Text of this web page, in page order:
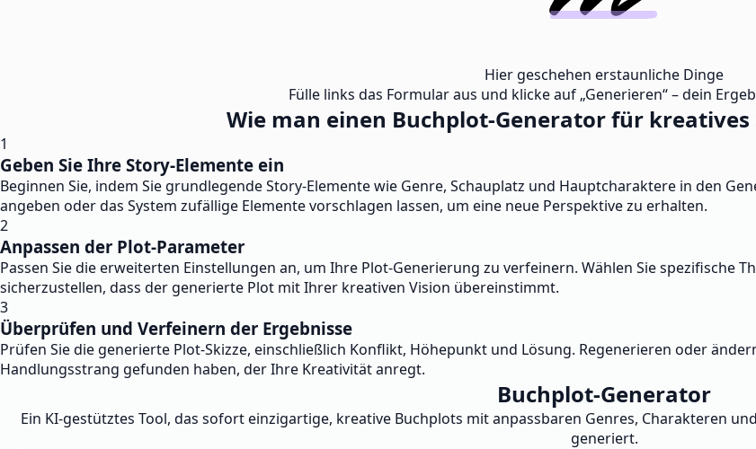
Hier geschehen erstaunliche Dinge
Fülle links das Formular aus und klicke auf „Generieren“ – dein
Wie man einen Buchplot-Generator für
1
Geben Sie Ihre Story-Elemente ein
Beginnen Sie, indem Sie grundlegende Story-Elemente wie Genre, Schauplatz und Hauptcharaktere in den
angeben oder das System zufällige Elemente vorschlagen lassen, um eine neue Perspektive zu erhalten.
2
Anpassen der Plot-Parameter
Passen Sie die erweiterten Einstellungen an, um Ihre Plot-Generierung zu verfeinern. Wählen Sie spezifische
sicherzustellen, dass der generierte Plot mit Ihrer kreativen Vision übereinstimmt.
3
Überprüfen und Verfeinern der Ergebnisse
Prüfen Sie die generierte Plot-Skizze, einschließlich Konflikt, Höhepunkt und Lösung. Regenerieren oder
Handlungsstrang gefunden haben, der Ihre Kreativität anregt.
Buchplot-Generator
Ein KI-gestütztes Tool, das sofort einzigartige, kreative Buchplots mit anpassbaren Genres, Charakteren
generiert.